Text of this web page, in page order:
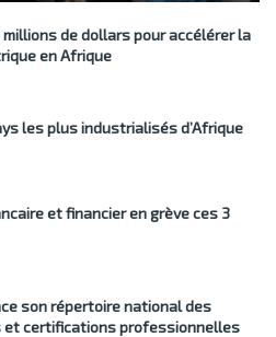
millions de dollars pour accélérer la
en Afrique
les plus industrialisés d’Afrique
et financier en grève ces 3
son répertoire national des
et certifications professionnelles